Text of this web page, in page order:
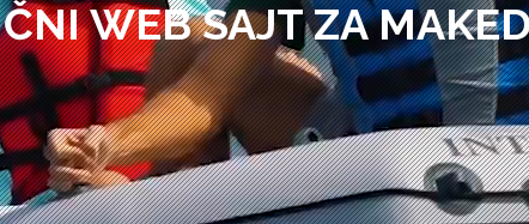
WEB SAJT ZA